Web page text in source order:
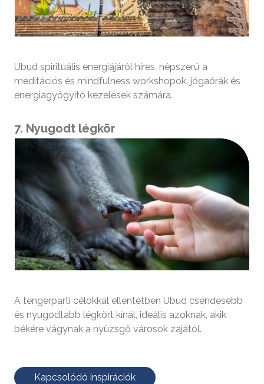
Ubud spirituális energiájáról híres, népszerű a
meditációs és mindfulness workshopok, jógaórák és
energiagyógyító kezelések számára.
7. Nyugodt légkör
A tengerparti célokkal ellentétben Ubud csendesebb
és nyugodtabb légkört kínál, ideális azoknak, akik
békére vágynak a nyüzsgő városok zajától.
Kapcsolódó inspirációk